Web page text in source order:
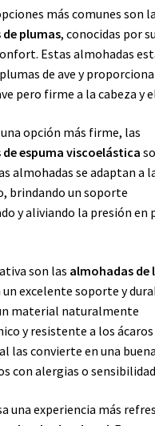
más comunes son
plumas, conocidas por su
Estas almohadas
de ave y
pero firme a la cabeza y
opción más firme, las
espuma viscoelástica
almohadas se adaptan a
brindando un soporte
y aliviando la presión en
son las almohadas de
un excelente soporte y
material naturalmente
y resistente a los ácaros
las convierte en una
con alergias o
una experiencia más